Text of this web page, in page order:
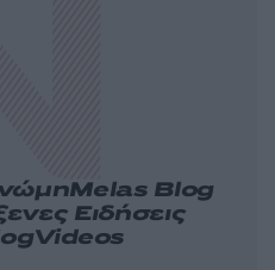
Melas Blog
Ειδήσεις
Videos